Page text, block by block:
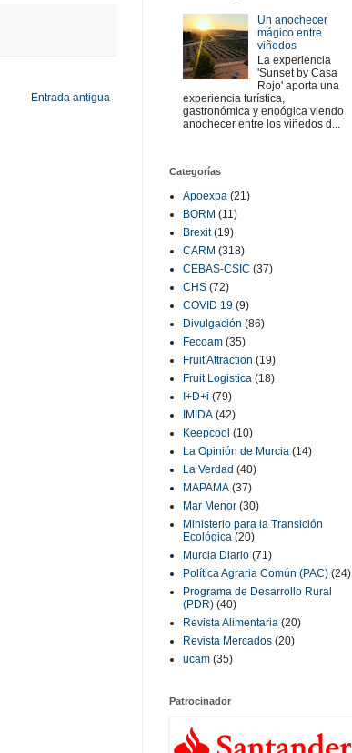
Entrada antigua
Un anochecer
mágico entre
viñedos
La experiencia
'Sunset by Casa
Rojo' aporta una
experiencia turística,
gastronómica y enoógica viendo
anochecer entre los viñedos d...
Categorías
Apoexpa (21)
BORM (11)
Brexit (19)
CARM (318)
CEBAS-CSIC (37)
CHS (72)
COVID 19 (9)
Divulgación (86)
Fecoam (35)
Fruit Attraction (19)
Fruit Logistica (18)
I+D+i (79)
IMIDA (42)
Keepcool (10)
La Opinión de Murcia (14)
La Verdad (40)
MAPAMA (37)
Mar Menor (30)
Ministerio para la Transición
Ecológica (20)
Murcia Diario (71)
Política Agraria Común (PAC) (24)
Programa de Desarrollo Rural
(PDR) (40)
Revista Alimentaria (20)
Revista Mercados (20)
ucam (35)
Patrocinador